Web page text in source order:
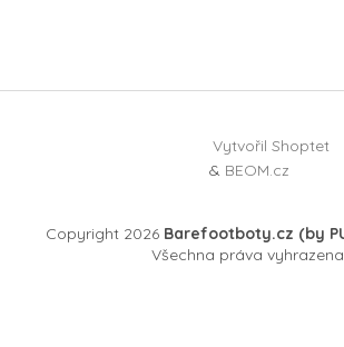
Vytvořil Shoptet
& BEOM.cz
Copyright 2026 Barefootboty.cz (by
Všechna práva